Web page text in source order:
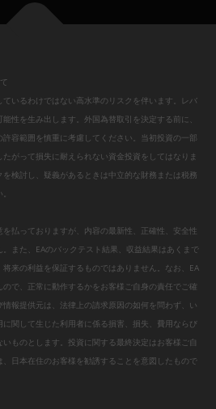
いるわけではない高水準のリスクを伴います。レバ
性を生み出します。外国為替取引を決定する前に、
容範囲を慎重に考慮してください。当初投資の一部
がって損失に耐えられない資金投資をしてはなりま
検討し、疑義があるときは中立的な財務または税務
払っておりますが、内容の最新性、正確性、安全性
また、EAのバックテスト結果、収益結果はあくまで
来の利益を保証するものではありません。なお、EA
で、正常に動作するかをお客様ご自身の責任でご確
報提供元は、法律上の請求原因の如何を問わず、い
関して生じた利用者に係る損害、損失、費用ならび
ものとします。投資に関する最終決定はお客様ご自
日本在住のお客様を勧誘することを意図したもので